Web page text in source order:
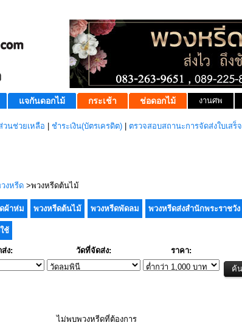
แจกันดอกไม้ กระเช้า ช่อดอกไม้ งานศพ
วนช่วยเหลือ ชำระเงิน(บัตรเครดิต) ตรวจสอบสถานะการจัดส่งใบเสร็จ
งหรีด >พวงหรีดต้นไม้
ผ้าห่ม พวงหรีดต้นไม้ พวงหรีดพัดลม พวงหรีดส่งสำนักพระราชวัง
ช้
ง: วัดที่จัดส่ง: ราคา:
ไม่พบพวงหรีดที่ต้องการ